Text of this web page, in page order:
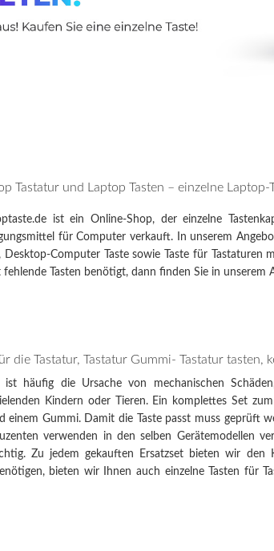
Wenn Sie auf Probleme stoßen, bitte
Tastatur und Laptop Tasten – einzelne Laptop-
ist ein Online-Shop, der einzelne
für Computer verkauft. In unserem
Desktop-Computer Taste sowie Taste für
fehlende Tasten benötigt, dann finden Sie in unserem
die Tastatur, Tastatur Gummi- Tastatur tasten,
häufig die Ursache von mechanischen
Kindern oder Tieren. Ein komplettes Set
einem Gummi. Damit die Taste passt muss geprüft
verwenden in den selben Gerätemodellen
Zu jedem gekauften Ersatzset bieten wir den
bieten wir Ihnen auch einzelne Tasten für